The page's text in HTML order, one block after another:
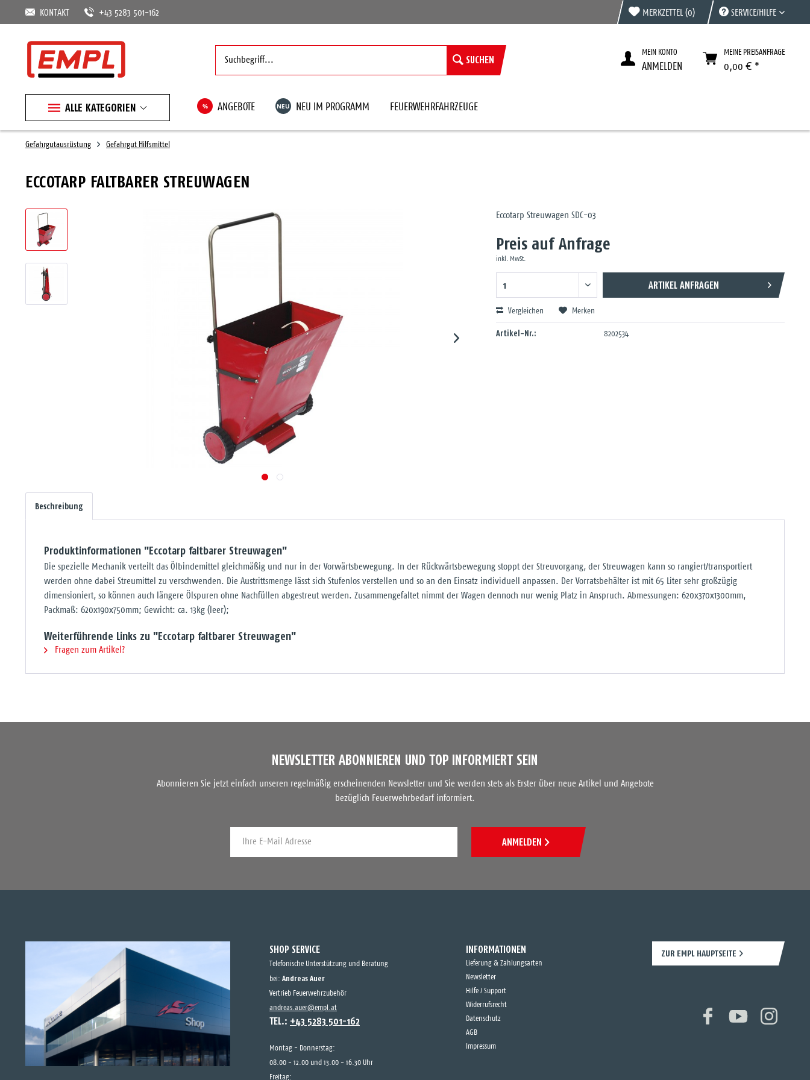
KONTAKT +43 5283 501-162 MERKZETTEL (0) SERVICE/HILFE
SUCHEN
MEIN KONTO
ANMELDEN
MEINE PREISANFRAGE
0,00 € *
ALLE KATEGORIEN % ANGEBOTE NEU NEU IM PROGRAMM FEUERWEHRFAHRZEUGE
Gefahrgutausrüstung Gefahrgut Hilfsmittel
ECCOTARP FALTBARER STREUWAGEN
Eccotarp Streuwagen SDC-03
Preis auf Anfrage
inkl. MwSt.
ARTIKEL ANFRAGEN
Vergleichen Merken
Artikel-Nr.: 8202534
Beschreibung
Produktinformationen "Eccotarp faltbarer Streuwagen"
Die spezielle Mechanik verteilt das Ölbindemittel gleichmäßig und nur in der Vorwärtsbewegung. In der Rückwärtsbewegung stoppt der Streuvorgang, der Streuwagen kann so rangiert/transportiert
werden ohne dabei Streumittel zu verschwenden. Die Austrittsmenge lässt sich Stufenlos verstellen und so an den Einsatz individuell anpassen. Der Vorratsbehälter ist mit 65 Liter sehr großzügig
dimensioniert, so können auch längere Ölspuren ohne Nachfüllen abgestreut werden. Zusammengefaltet nimmt der Wagen dennoch nur wenig Platz in Anspruch. Abmessungen: 620x370x1300mm,
Packmaß: 620x190x750mm; Gewicht: ca. 13kg (leer);
Weiterführende Links zu "Eccotarp faltbarer Streuwagen"
Fragen zum Artikel?
NEWSLETTER ABONNIEREN UND TOP INFORMIERT SEIN
Abonnieren Sie jetzt einfach unseren regelmäßig erscheinenden Newsletter und Sie werden stets als Erster über neue Artikel und Angebote
bezüglich Feuerwehrbedarf informiert.
ANMELDEN
SHOP SERVICE
Telefonische Unterstützung und Beratung
bei: Andreas Auer
Vertrieb Feuerwehrzubehör
andreas.auer@empl.at
TEL.: +43 5283 501-162
Montag - Donnerstag:
08.00 - 12.00 und 13.00 - 16.30 Uhr
Freitag:
INFORMATIONEN
Lieferung & Zahlungsarten
Newsletter
Hilfe / Support
Widerrufsrecht
Datenschutz
AGB
Impressum
ZUR EMPL HAUPTSEITE